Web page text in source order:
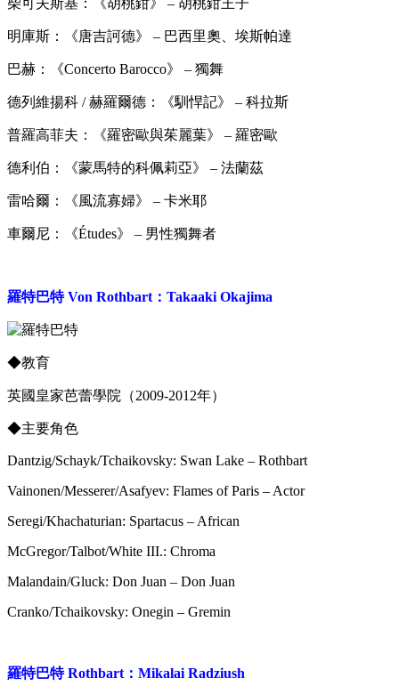
柴可夫斯基：《胡桃鉗》 – 胡桃鉗王子
明庫斯：《唐吉訶德》 – 巴西里奧、埃斯帕達
巴赫：《Concerto Barocco》 – 獨舞
德列維揚科 / 赫羅爾德：《馴悍記》 – 科拉斯
普羅高菲夫：《羅密歐與茱麗葉》 – 羅密歐
德利伯：《蒙馬特的科佩莉亞》 – 法蘭茲
雷哈爾：《風流寡婦》 – 卡米耶
車爾尼：《Études》 – 男性獨舞者
羅特巴特 Von Rothbart：Takaaki Okajima
◆教育
英國皇家芭蕾學院（2009-2012年）
◆主要角色
Dantzig/Schayk/Tchaikovsky: Swan Lake – Rothbart
Vainonen/Messerer/Asafyev: Flames of Paris – Actor
Seregi/Khachaturian: Spartacus – African
McGregor/Talbot/White III.: Chroma
Malandain/Gluck: Don Juan – Don Juan
Cranko/Tchaikovsky: Onegin – Gremin
羅特巴特 Rothbart：Mikalai Radziush